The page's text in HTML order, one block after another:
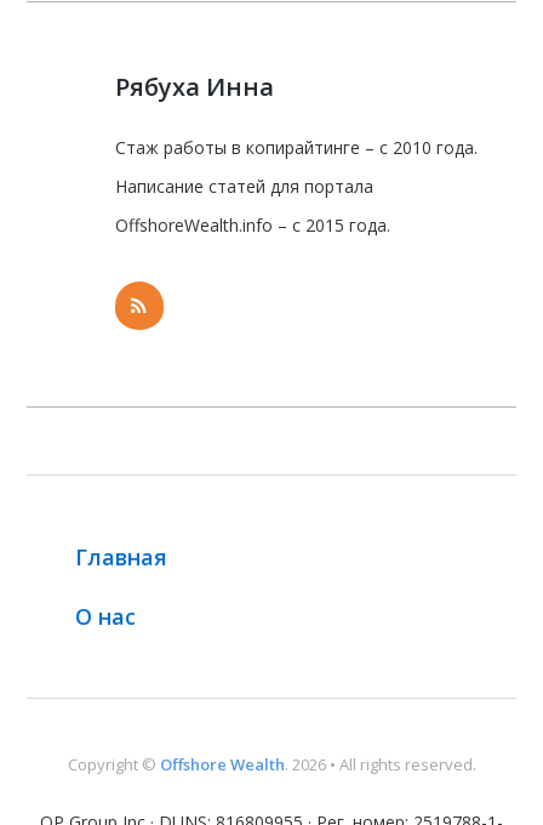
Рябуха Инна
Стаж работы в копирайтинге – с 2010 года.
Написание статей для портала
OffshoreWealth.info – с 2015 года.
Главная
О нас
Copyright © Offshore Wealth. 2026 • All rights reserved.